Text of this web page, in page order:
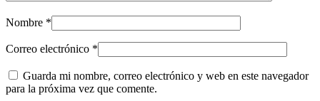
Nombre *
Correo electrónico *
Guarda mi nombre, correo electrónico y web en este navegador
para la próxima vez que comente.